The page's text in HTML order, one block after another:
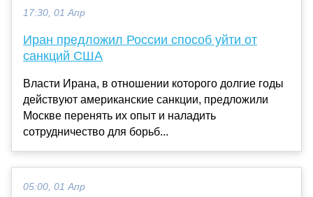
17:30, 01 Апр
Иран предложил России способ уйти от
санкций США
Власти Ирана, в отношении которого долгие годы
действуют американские санкции, предложили
Москве перенять их опыт и наладить
сотрудничество для борьб...
05:00, 01 Апр